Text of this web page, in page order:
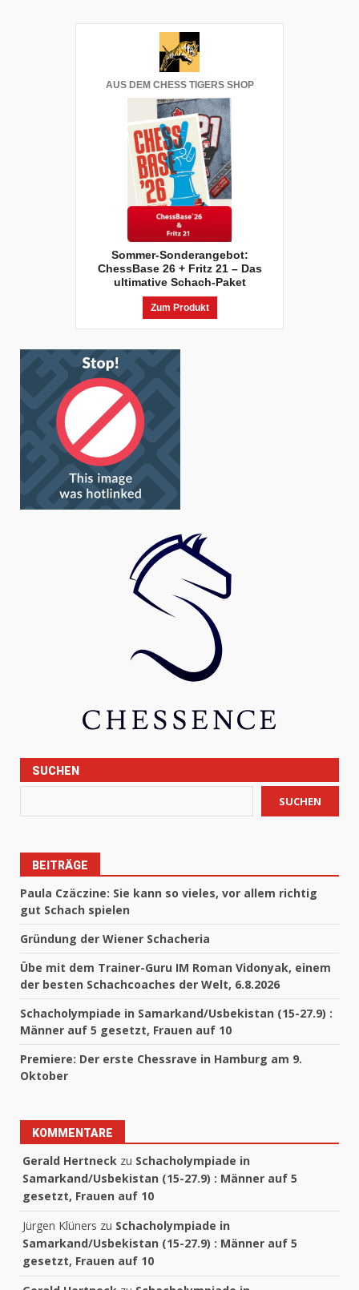
AUS DEM CHESS TIGERS SHOP
Sommer-Sonderangebot:
ChessBase 26 + Fritz 21 – Das
ultimative Schach-Paket
Zum Produkt
SUCHEN
SUCHEN
BEITRÄGE
Paula Czäczine: Sie kann so vieles, vor allem richtig
gut Schach spielen
Gründung der Wiener Schacheria
Übe mit dem Trainer-Guru IM Roman Vidonyak, einem
der besten Schachcoaches der Welt, 6.8.2026
Schacholympiade in Samarkand/Usbekistan (15-27.9) :
Männer auf 5 gesetzt, Frauen auf 10
Premiere: Der erste Chessrave in Hamburg am 9.
Oktober
KOMMENTARE
Gerald Hertneck zu Schacholympiade in
Samarkand/Usbekistan (15-27.9) : Männer auf 5
gesetzt, Frauen auf 10
Jürgen Klüners zu Schacholympiade in
Samarkand/Usbekistan (15-27.9) : Männer auf 5
gesetzt, Frauen auf 10